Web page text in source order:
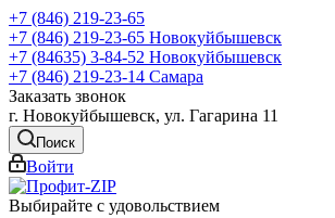
+7 (846) 219-23-65
+7 (846) 219-23-65 Новокуйбышевск
+7 (84635) 3-84-52 Новокуйбышевск
+7 (846) 219-23-14 Самара
Заказать звонок
г. Новокуйбышевск, ул. Гагарина 11
Поиск
Войти
Выбирайте с удовольствием